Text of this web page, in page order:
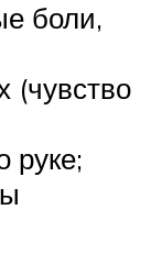
боли,
(чувство
руке;